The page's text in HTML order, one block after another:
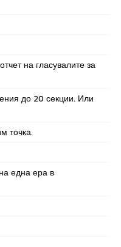
на гласувалите за
до 20 секции. Или
точка.
една ера в